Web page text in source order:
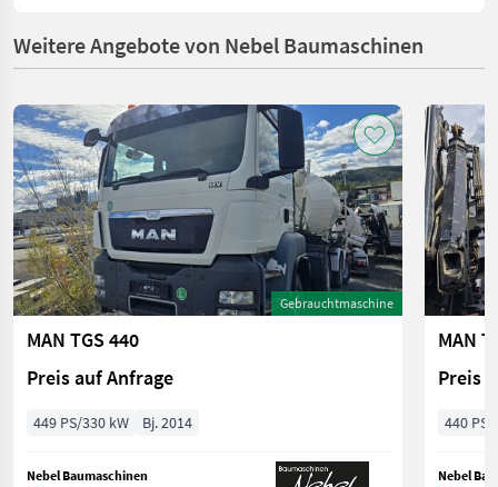
Weitere Angebote von Nebel Baumaschinen
Gebrauchtmaschine
MAN TGS 440
Preis auf Anfrage
449 PS/330 kW Bj. 2014
Nebel Baumaschinen
MAN
Preis
440 PS/
Nebel